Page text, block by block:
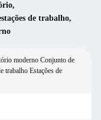
,
de trabalho,
moderno Conjunto de
trabalho Estações de